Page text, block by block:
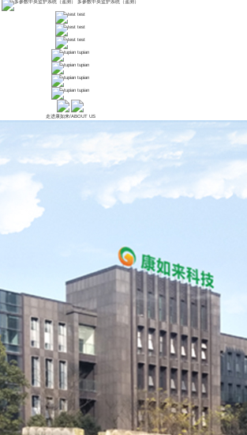
多参数中央监护系统（遥测）
test
test
test
tupian
tupian
tupian
tupian
走进康如来/ABOUT US